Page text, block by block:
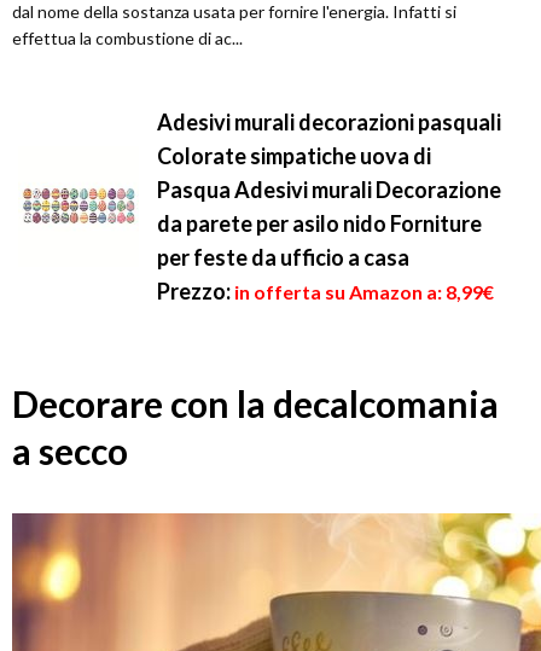
dal nome della sostanza usata per fornire l'energia. Infatti si
effettua la combustione di ac...
Adesivi murali decorazioni pasquali
Colorate simpatiche uova di
Pasqua Adesivi murali Decorazione
da parete per asilo nido Forniture
per feste da ufficio a casa
Prezzo: in offerta su Amazon a: 8,99€
Decorare con la decalcomania
a secco